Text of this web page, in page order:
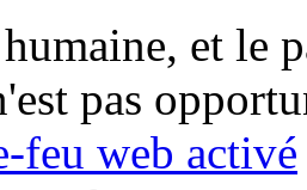
et le
pas
feu web activé